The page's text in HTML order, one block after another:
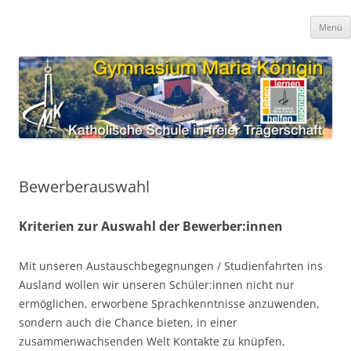
Menü
Bewerberauswahl
Kriterien zur Auswahl der Bewerber:innen
Mit unseren Austauschbegegnungen / Studienfahrten ins
Ausland wollen wir unseren Schüler:innen nicht nur
ermöglichen, erworbene Sprachkenntnisse anzuwenden,
sondern auch die Chance bieten, in einer
zusammenwachsenden Welt Kontakte zu knüpfen,